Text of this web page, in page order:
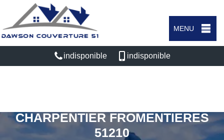
MENU
indisponible indisponible
CHARPENTIER FROMENTIERES
51210